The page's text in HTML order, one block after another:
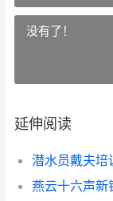
没有了！
延伸阅读
潜水员戴夫培